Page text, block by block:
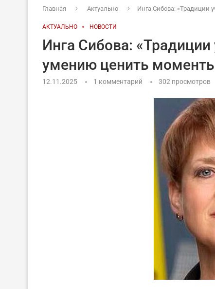
Главная Актуально Инга Сибова: «Традиции
АКТУАЛЬНО НОВОСТИ
Инга Сибова:
умению ценить
12.11.2025 1 комментарий 302 просмотров